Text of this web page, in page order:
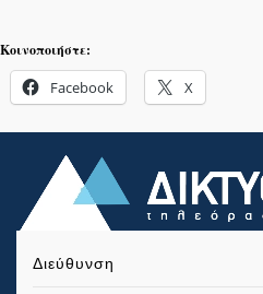
Κοινοποιήστε:
Facebook X
Διεύθυνση